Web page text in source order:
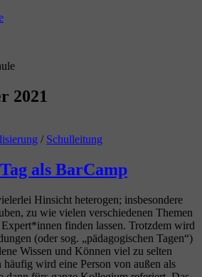
2021
/ Schulleitung
als BarCamp
Hinsicht heterogen; insbesondere
zu wie vielen verschiedenen Themen
finden lassen. Trotzdem wird
(oder sog. „pädagogischen Tagen“)
Wissen und Können viel zu selten
wird eine Person von außen als